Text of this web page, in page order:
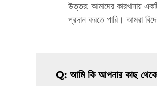
উত্তর: আমাদের কারখানায়
প্রদান করতে পারি। আমরা
Q: আমি কি আপনার কাছ থেকে